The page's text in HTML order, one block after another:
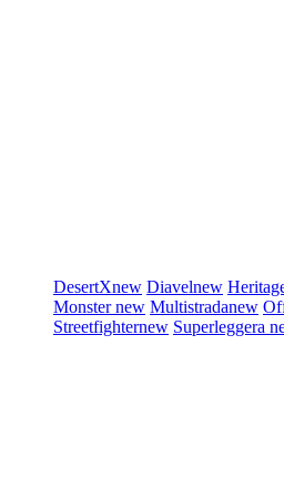
DesertXnew Diavelnew
Monsternew Multistradanew
Streetfighternew Superleggera